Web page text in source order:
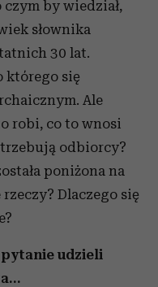
czym by wiedział,
słownika
30 lat.
którego się
Ale
robi, co to wnosi
odbiorcy?
poniżona na
Dlaczego się
udzieli